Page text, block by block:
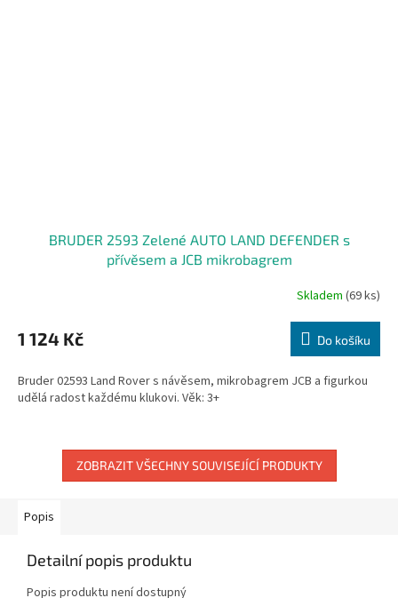
BRUDER 2593 Zelené AUTO LAND DEFENDER s
přívěsem a JCB mikrobagrem
Skladem (69 ks)
1 124 Kč Do košíku
Bruder 02593 Land Rover s návěsem, mikrobagrem JCB a figurkou
udělá radost každému klukovi. Věk: 3+
ZOBRAZIT VŠECHNY SOUVISEJÍCÍ PRODUKTY
Popis
Detailní popis produktu
Popis produktu není dostupný